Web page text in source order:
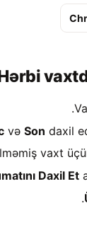
və Son daxil
vaxt
Daxil Et